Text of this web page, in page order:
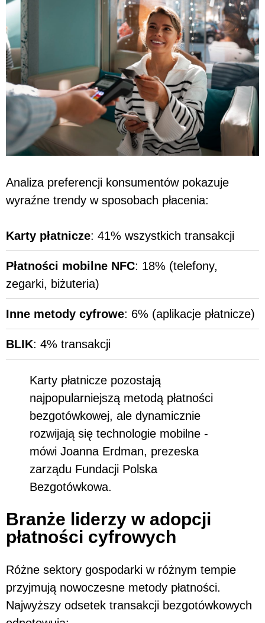
Analiza preferencji konsumentów pokazuje
wyraźne trendy w sposobach płacenia:
Karty płatnicze: 41% wszystkich transakcji
Płatności mobilne NFC: 18% (telefony,
zegarki, biżuteria)
Inne metody cyfrowe: 6% (aplikacje płatnicze)
BLIK: 4% transakcji
Karty płatnicze pozostają
najpopularniejszą metodą płatności
bezgotówkowej, ale dynamicznie
rozwijają się technologie mobilne -
mówi Joanna Erdman, prezeska
zarządu Fundacji Polska
Bezgotówkowa.
Branże liderzy w adopcji
płatności cyfrowych
Różne sektory gospodarki w różnym tempie
przyjmują nowoczesne metody płatności.
Najwyższy odsetek transakcji bezgotówkowych